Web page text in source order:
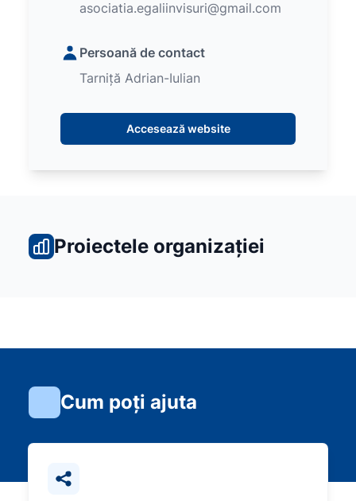
asociatia.egaliinvisuri@gmail.com
Persoană de contact
Tarniță Adrian-Iulian
Accesează website
Proiectele organizației
Cum poți ajuta